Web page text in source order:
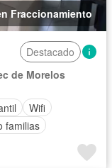
Fraccionamiento
Destacado
de Morelos
Wifi
familias